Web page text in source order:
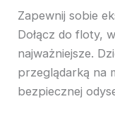
Zapewnij sobie
Dołącz do floty,
najważniejsze.
przeglądarką na
bezpiecznej